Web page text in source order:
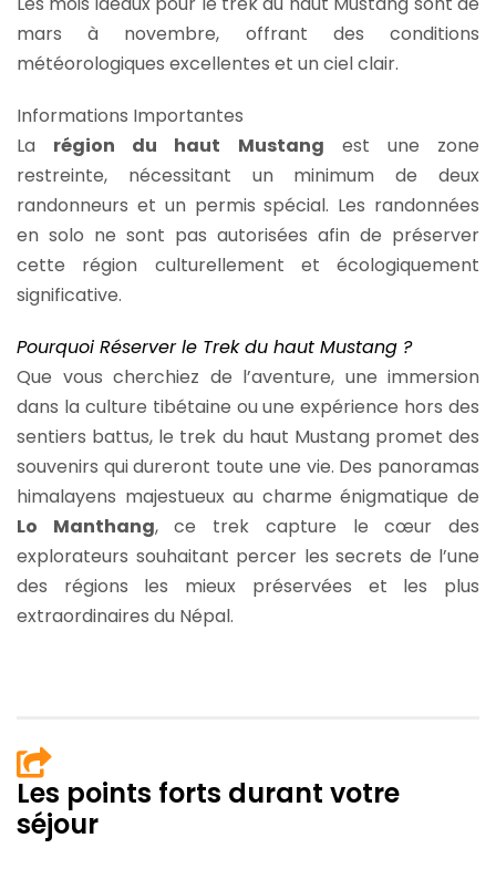
mars à novembre, offrant des conditions
météorologiques excellentes et un ciel clair.
Informations Importantes
La région du haut Mustang est une zone
restreinte, nécessitant un minimum de deux
randonneurs et un permis spécial. Les randonnées
en solo ne sont pas autorisées afin de préserver
cette région culturellement et écologiquement
significative.
Pourquoi Réserver le Trek du haut Mustang ?
Que vous cherchiez de l’aventure, une immersion
dans la culture tibétaine ou une expérience hors des
sentiers battus, le trek du haut Mustang promet des
souvenirs qui dureront toute une vie. Des panoramas
himalayens majestueux au charme énigmatique de
Lo Manthang, ce trek capture le cœur des
explorateurs souhaitant percer les secrets de l’une
des régions les mieux préservées et les plus
extraordinaires du Népal.
Les points forts durant votre
séjour